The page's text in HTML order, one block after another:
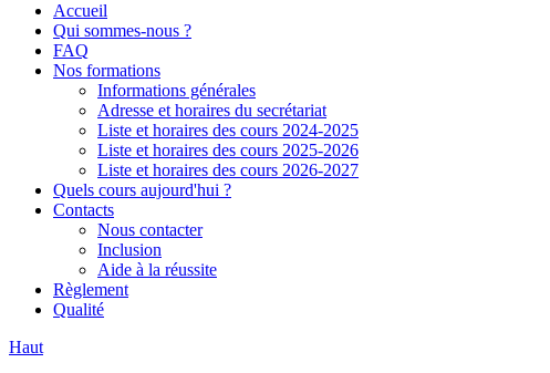
Accueil
Qui sommes-nous ?
FAQ
Nos formations
Informations générales
Adresse et horaires du secrétariat
Liste et horaires des cours 2024-2025
Liste et horaires des cours 2025-2026
Liste et horaires des cours 2026-2027
Quels cours aujourd'hui ?
Contacts
Nous contacter
Inclusion
Aide à la réussite
Règlement
Qualité
Haut